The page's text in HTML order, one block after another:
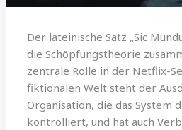
Der lateinische Satz „Sic
die Schöpfungstheorie
zentrale Rolle in der Netflix-
fiktionalen Welt steht der
Organisation, die das System
kontrolliert, und hat auch